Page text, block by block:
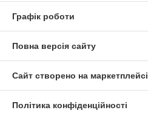
Графік роботи
Повна версія сайту
Сайт створено на маркетплейсі
Політика конфіденційності